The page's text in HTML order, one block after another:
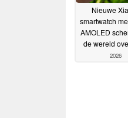
Nieuwe
smartwatch
AMOLED
de wereld
2026